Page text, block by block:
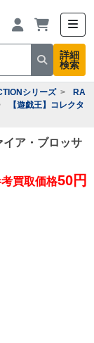
詳細
検索
シリーズ
RA
【遊戯王】コレクタ
イア・ブロッサ
買取価格50円